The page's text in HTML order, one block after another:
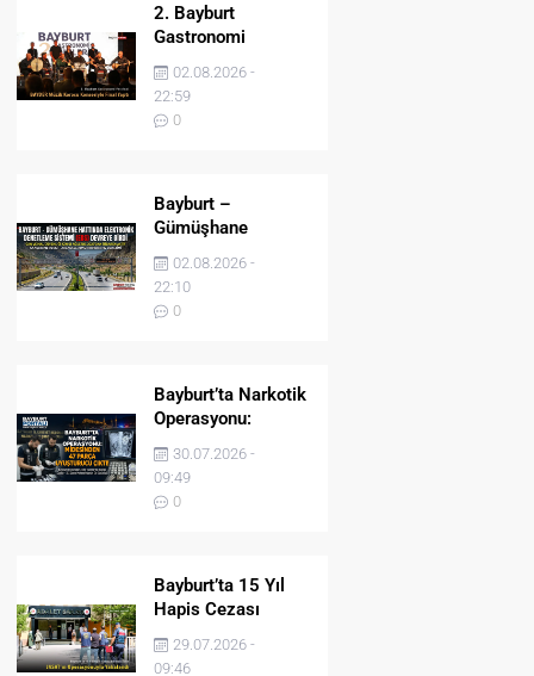
2. Bayburt
Gastronomi
Festivali BAYDER
Müzik Korosu
Konseriyle Final
Yaptı
02.08.2026 -
22:59
0
Bayburt –
Gümüşhane
Hattında Elektronik
Denetleme Sistemi
(EDS) Devreye Girdi
02.08.2026 -
22:10
0
Bayburt’ta Narkotik
Operasyonu:
Midesinden 47
Parça Uyuşturucu
Çıktı!
30.07.2026 -
09:49
0
Bayburt’ta 15 Yıl
Hapis Cezası
Bulunan Şahıs
JASAT’ın
29.07.2026 -
09:46